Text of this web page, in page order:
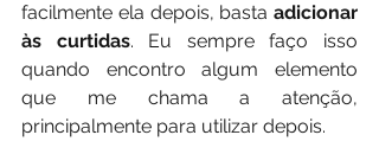
facilmente ela depois, basta adicionar
às curtidas. Eu sempre faço isso
quando encontro algum elemento
que me chama a atenção,
principalmente para utilizar depois.